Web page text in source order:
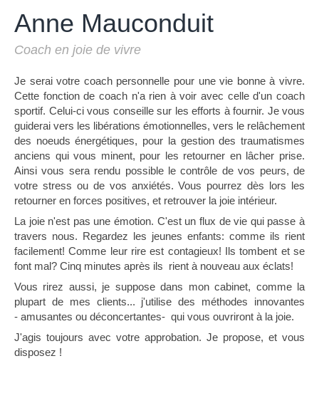
Anne Mauconduit
Coach en joie de vivre
Je serai votre coach personnelle pour une vie bonne à vivre.
Cette fonction de coach n'a rien à voir avec celle d'un coach
sportif. Celui-ci vous conseille sur les efforts à fournir. Je vous
guiderai vers les libérations émotionnelles, vers le relâchement
des noeuds énergétiques, pour la gestion des traumatismes
anciens qui vous minent, pour les retourner en lâcher prise.
Ainsi vous sera rendu possible le contrôle de vos peurs, de
votre stress ou de vos anxiétés. Vous pourrez dès lors les
retourner en forces positives, et retrouver la joie intérieur.
La joie n'est pas une émotion. C'est un flux de vie qui passe à
travers nous. Regardez les jeunes enfants: comme ils rient
facilement! Comme leur rire est contagieux! Ils tombent et se
font mal? Cinq minutes après ils rient à nouveau aux éclats!
Vous rirez aussi, je suppose dans mon cabinet, comme la
plupart de mes clients... j'utilise des méthodes innovantes
- amusantes ou déconcertantes- qui vous ouvriront à la joie.
J'agis toujours avec votre approbation. Je propose, et vous
disposez !